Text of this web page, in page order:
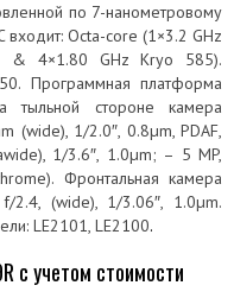
по 7-нанометровому
входит: Octa-core (1×3.2 GHz
4×1.80 GHz Kryo 585).
Программная платформа
стороне камера
(wide), 1/2.0″, 0.8µm, PDAF,
1/3.6″, 1.0µm; – 5 MP,
Фронтальная камера
2.4, (wide), 1/3.06″, 1.0µm.
LE2101, LE2100.
с учетом стоимости